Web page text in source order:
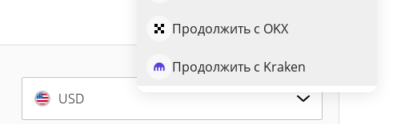
Продолжить с OKX
Продолжить с Kraken
USD